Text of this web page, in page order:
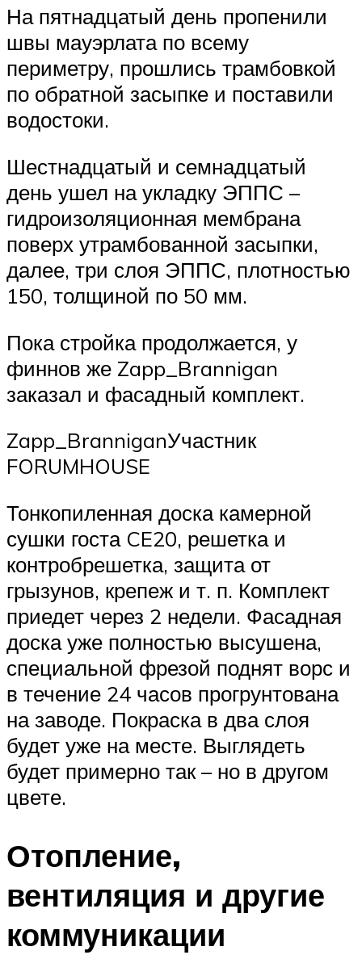
На пятнадцатый день пропенили
швы мауэрлата по всему
периметру, прошлись трамбовкой
по обратной засыпке и поставили
водостоки.
Шестнадцатый и семнадцатый
день ушел на укладку ЭППС –
гидроизоляционная мембрана
поверх утрамбованной засыпки,
далее, три слоя ЭППС, плотностью
150, толщиной по 50 мм.
Пока стройка продолжается, у
финнов же Zapp_Brannigan
заказал и фасадный комплект.
Zapp_BranniganУчастник
FORUMHOUSE
Тонкопиленная доска камерной
сушки госта CE20, решетка и
контробрешетка, защита от
грызунов, крепеж и т. п. Комплект
приедет через 2 недели. Фасадная
доска уже полностью высушена,
специальной фрезой поднят ворс и
в течение 24 часов прогрунтована
на заводе. Покраска в два слоя
будет уже на месте. Выглядеть
будет примерно так – но в другом
цвете.
Отопление,
вентиляция и другие
коммуникации